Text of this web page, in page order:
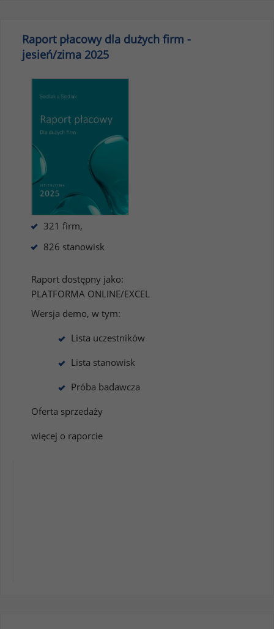
Raport płacowy dla dużych firm -
jesień/zima 2025
321 firm,
826 stanowisk
Raport dostępny jako:
PLATFORMA ONLINE/EXCEL
Wersja demo, w tym:
Lista uczestników
Lista stanowisk
Próba badawcza
Oferta sprzedaży
więcej o raporcie